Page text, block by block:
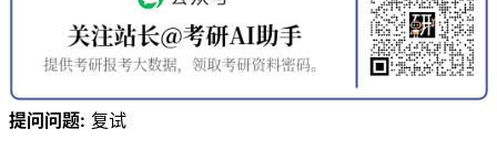
提问问题: 复试